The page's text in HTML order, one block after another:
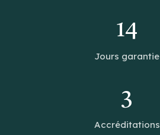
14
Jours garantie
3
Accréditations